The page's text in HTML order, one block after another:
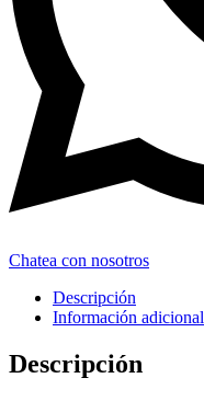
Chatea con nosotros
Descripción
Información adicional
Descripción